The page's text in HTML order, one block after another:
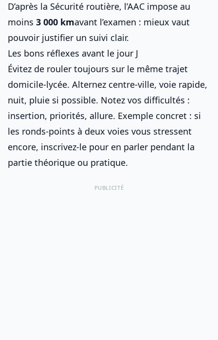
D’après la Sécurité routière, l’AAC impose au
moins 3 000 kmavant l’examen : mieux vaut
pouvoir justifier un suivi clair.
Les bons réflexes avant le jour J
Évitez de rouler toujours sur le même trajet
domicile-lycée. Alternez centre-ville, voie rapide,
nuit, pluie si possible. Notez vos difficultés :
insertion, priorités, allure. Exemple concret : si
les ronds-points à deux voies vous stressent
encore, inscrivez-le pour en parler pendant la
partie théorique ou pratique.
PUBLICITÉ